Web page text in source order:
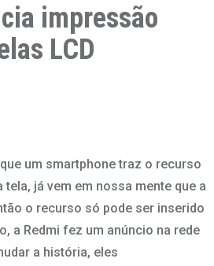
impressão
LCD
um smartphone traz o recurso
já vem em nossa mente que a
o recurso só pode ser inserido
a Redmi fez um anúncio na rede
a história, eles